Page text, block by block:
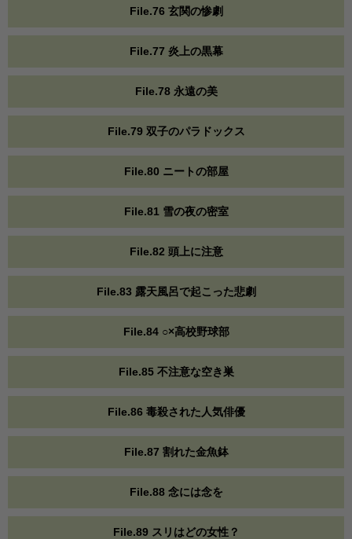
File.76 玄関の惨劇
File.77 炎上の黒幕
File.78 永遠の美
File.79 双子のパラドックス
File.80 ニートの部屋
File.81 雪の夜の密室
File.82 頭上に注意
File.83 露天風呂で起こった悲劇
File.84 ○×高校野球部
File.85 不注意な空き巣
File.86 毒殺された人気俳優
File.87 割れた金魚鉢
File.88 念には念を
File.89 スリはどの女性？